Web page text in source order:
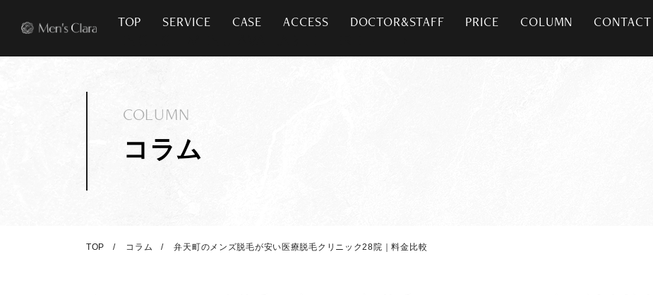
TOP SERVICE CASE ACCESS DOCTOR&STAFF PRICE COLUMN CONTACT
コラム
COLUMN
TOP コラム 弁天町のメンズ脱毛が安い医療脱毛クリニック28院｜料金比較